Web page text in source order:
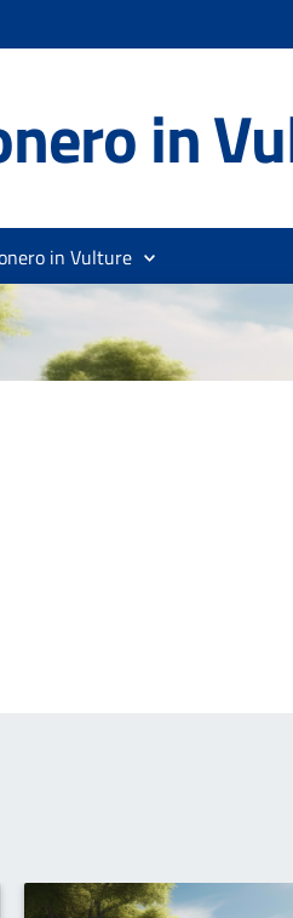
in
in Vulture